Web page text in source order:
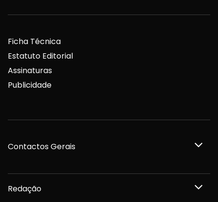
Ficha Técnica
Estatuto Editorial
Assinaturas
Publicidade
Contactos Gerais
Redação